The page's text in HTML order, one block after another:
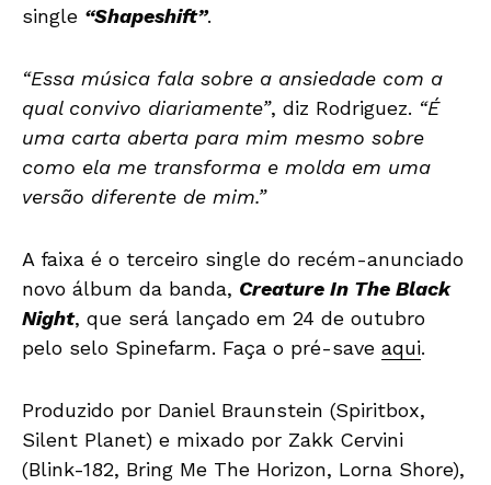
single “Shapeshift”.
“Essa música fala sobre a ansiedade com a
qual convivo diariamente”, diz Rodriguez. “É
uma carta aberta para mim mesmo sobre
como ela me transforma e molda em uma
versão diferente de mim.”
A faixa é o terceiro single do recém-anunciado
novo álbum da banda, Creature In The Black
Night, que será lançado em 24 de outubro
pelo selo Spinefarm. Faça o pré-save aqui.
Produzido por Daniel Braunstein (Spiritbox,
Silent Planet) e mixado por Zakk Cervini
(Blink-182, Bring Me The Horizon, Lorna Shore),